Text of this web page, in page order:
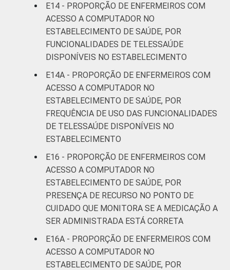
E14 - PROPORÇÃO DE ENFERMEIROS COM
ACESSO A COMPUTADOR NO
ESTABELECIMENTO DE SAÚDE, POR
FUNCIONALIDADES DE TELESSAÚDE
DISPONÍVEIS NO ESTABELECIMENTO
E14A - PROPORÇÃO DE ENFERMEIROS COM
ACESSO A COMPUTADOR NO
ESTABELECIMENTO DE SAÚDE, POR
FREQUÊNCIA DE USO DAS FUNCIONALIDADES
DE TELESSAÚDE DISPONÍVEIS NO
ESTABELECIMENTO
E16 - PROPORÇÃO DE ENFERMEIROS COM
ACESSO A COMPUTADOR NO
ESTABELECIMENTO DE SAÚDE, POR
PRESENÇA DE RECURSO NO PONTO DE
CUIDADO QUE MONITORA SE A MEDICAÇÃO A
SER ADMINISTRADA ESTÁ CORRETA
E16A - PROPORÇÃO DE ENFERMEIROS COM
ACESSO A COMPUTADOR NO
ESTABELECIMENTO DE SAÚDE, POR